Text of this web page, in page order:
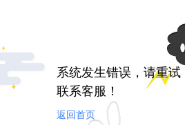
系统发生错误，请重
联系客服！
返回首页